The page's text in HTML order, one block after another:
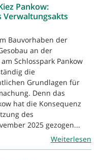
Pankow:
Verwaltungsakts
Bauvorhaben der
an der
Schlosspark Pankow
die
Grundlagen für
Denn das
hat die Konsequenz
des
2025 gezogen...
Weiterlesen